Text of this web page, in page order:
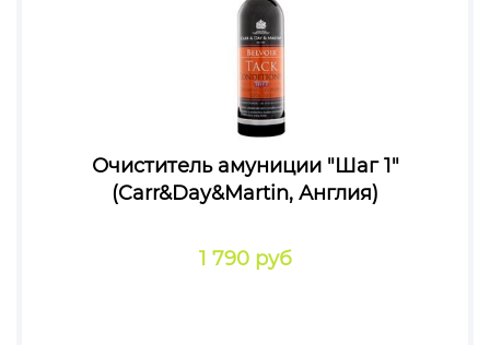
Очиститель амуниции "Шаг 1"
(Carr&Day&Martin, Англия)
1 790 руб